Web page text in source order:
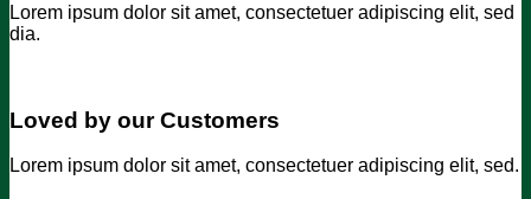
Lorem ipsum dolor sit amet, consectetuer adipiscing elit, sed
dia.
Loved by our Customers
Lorem ipsum dolor sit amet, consectetuer adipiscing elit, sed.